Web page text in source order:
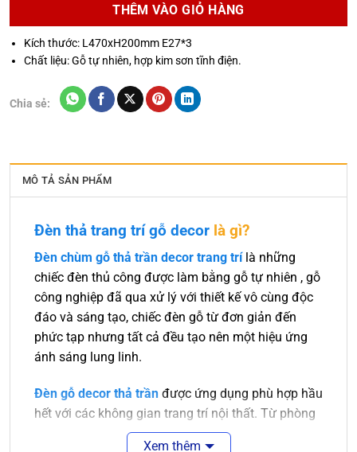
THÊM VÀO GIỎ HÀNG
Kích thước: L470xH200mm E27*3
Chất liệu: Gỗ tự nhiên, hợp kim sơn tĩnh điện.
Chia sẻ:
MÔ TẢ SẢN PHẨM
Đèn thả trang trí gỗ decor là gì?
Đèn chùm gỗ thả trần decor trang trí là những
chiếc đèn thủ công được làm bằng gỗ tự nhiên , gỗ
công nghiệp đã qua xử lý với thiết kế vô cùng độc
đáo và sáng tạo, chiếc đèn gỗ từ đơn giản đến
phức tạp nhưng tất cả đều tạo nên một hiệu ứng
ánh sáng lung linh.
Đèn gỗ decor thả trần được ứng dụng phù hợp hầu
hết với các không gian trang trí nội thất. Từ phòng
khách sang trọng đến nhà bếp hay phòng ngủ cần
Xem thêm